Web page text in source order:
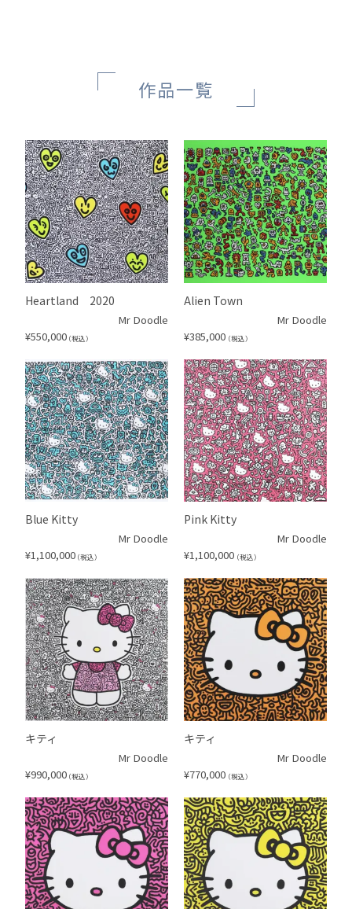
作品一覧
Heartland 2020
Mr Doodle
¥550,000 （税込）
Alien Town
Mr Doodle
¥385,000 （税込）
Blue Kitty
Mr Doodle
¥1,100,000 （税込）
Pink Kitty
Mr Doodle
¥1,100,000 （税込）
キティ
Mr Doodle
¥990,000 （税込）
キティ
Mr Doodle
¥770,000 （税込）